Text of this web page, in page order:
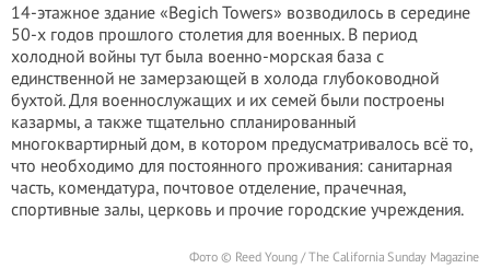
14-этажное здание «Begich Towers» возводилось в середине
50-х годов прошлого столетия для военных. В период
холодной войны тут была военно-морская база с
единственной не замерзающей в холода глубоководной
бухтой. Для военнослужащих и их семей были построены
казармы, а также тщательно спланированный
многоквартирный дом, в котором предусматривалось всё то,
что необходимо для постоянного проживания: санитарная
часть, комендатура, почтовое отделение, прачечная,
спортивные залы, церковь и прочие городские учреждения.
Фото © Reed Young / The California Sunday Magazine